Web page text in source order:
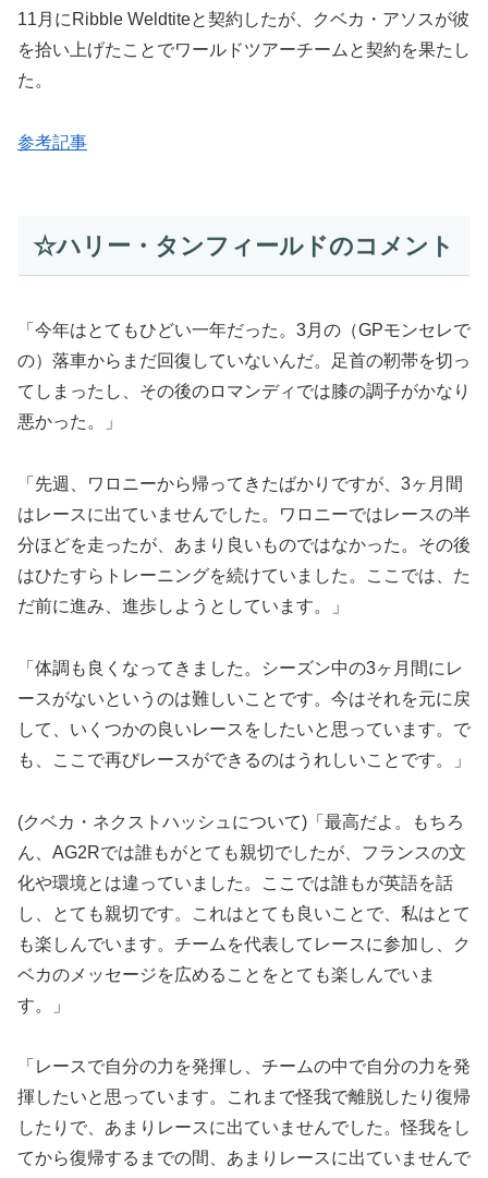
11月にRibble Weldtiteと契約したが、クベカ・アソスが彼
を拾い上げたことでワールドツアーチームと契約を果たし
た。
参考記事
☆ハリー・タンフィールドのコメント
「今年はとてもひどい一年だった。3月の（GPモンセレで
の）落車からまだ回復していないんだ。足首の靭帯を切っ
てしまったし、その後のロマンディでは膝の調子がかなり
悪かった。」
「先週、ワロニーから帰ってきたばかりですが、3ヶ月間
はレースに出ていませんでした。ワロニーではレースの半
分ほどを走ったが、あまり良いものではなかった。その後
はひたすらトレーニングを続けていました。ここでは、た
だ前に進み、進歩しようとしています。」
「体調も良くなってきました。シーズン中の3ヶ月間にレ
ースがないというのは難しいことです。今はそれを元に戻
して、いくつかの良いレースをしたいと思っています。で
も、ここで再びレースができるのはうれしいことです。」
(クベカ・ネクストハッシュについて)「最高だよ。もちろ
ん、AG2Rでは誰もがとても親切でしたが、フランスの文
化や環境とは違っていました。ここでは誰もが英語を話
し、とても親切です。これはとても良いことで、私はとて
も楽しんでいます。チームを代表してレースに参加し、ク
ベカのメッセージを広めることをとても楽しんでいま
す。」
「レースで自分の力を発揮し、チームの中で自分の力を発
揮したいと思っています。これまで怪我で離脱したり復帰
したりで、あまりレースに出ていませんでした。怪我をし
てから復帰するまでの間、あまりレースに出ていませんで